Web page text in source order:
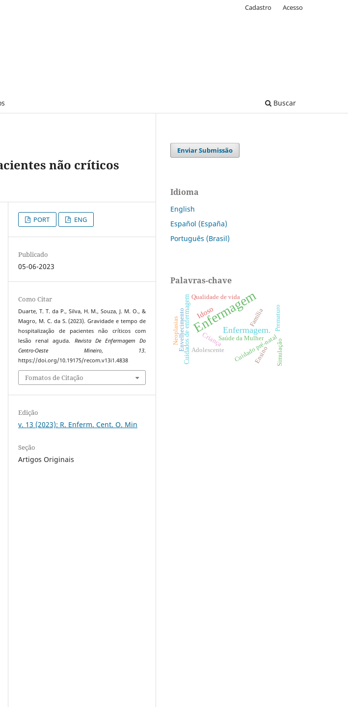
Buscar
Cadastro Acesso
não críticos
PORT ENG
Publicado
05-06-2023
Como Citar
Duarte, T. T. da P., Silva, H. M., Souza, J. M. O., &
Magro, M. C. da S. (2023). Gravidade e tempo de
hospitalização de pacientes não críticos com
lesão renal aguda. Revista De Enfermagem Do
Centro-Oeste Mineiro, 13.
https://doi.org/10.19175/recom.v13i1.4838
Fomatos de Citação
Edição
v. 13 (2023): R. Enferm. Cent. O. Min
Seção
Artigos Originais
Enviar Submissão
Idioma
English
Español (España)
Português (Brasil)
Palavras-chave
Enfermagem
Enfermagem.
Idoso
Cuidados de enfermagem Criança Cuidado pré-natal
Envelhecimento Adolescente
Família
Ensino
Neoplasias
Qualidade de vida
Saúde da Mulher
Prematuro
Simulação